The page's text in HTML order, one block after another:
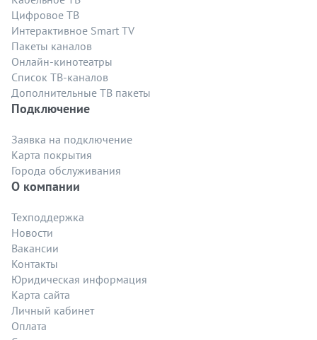
Цифровое ТВ
Интерактивное Smart TV
Пакеты каналов
Онлайн-кинотеатры
Список ТВ-каналов
Дополнительные ТВ пакеты
Подключение
Заявка на подключение
Карта покрытия
Города обслуживания
О компании
Техподдержка
Новости
Вакансии
Контакты
Юридическая информация
Карта сайта
Личный кабинет
Оплата